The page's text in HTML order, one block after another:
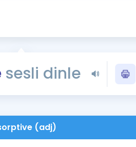
Tüm ÖSYM
YDS - YÖKDİL
İngilizce
sesli dinle
(adj)